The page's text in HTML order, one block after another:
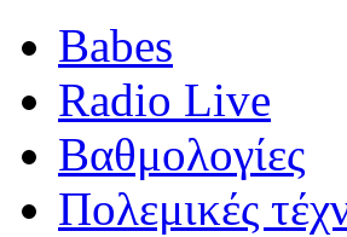
Babes
Radio Live
Βαθμολογίες
Πολεμικές